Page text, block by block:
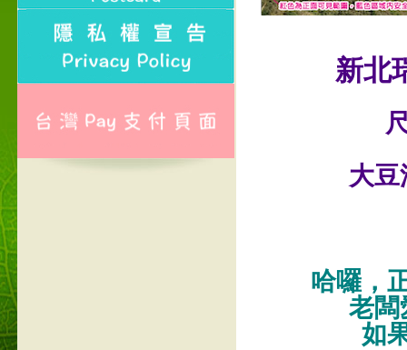
新北
大
哈囉，
老闆
如